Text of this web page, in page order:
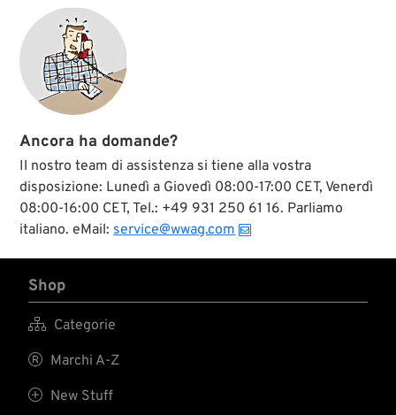
Ancora ha domande?
Il nostro team di assistenza si tiene alla vostra
disposizione: Lunedì a Giovedì 08:00-17:00 CET, Venerdì
08:00-16:00 CET, Tel.: +49 931 250 61 16. Parliamo
italiano. eMail:service@wwag.com
Shop
 Categorie
 Marchi A-Z
 New Stuff